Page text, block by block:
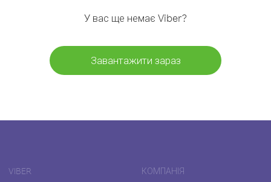
У вас ще немає Viber?
Завантажити зараз
VIBER КОМПАНІЯ